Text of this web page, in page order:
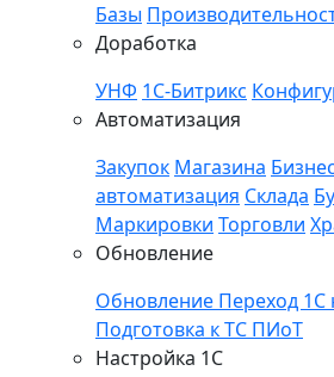
Базы
Доработка
УНФ 1С-Битрикс
Автоматизация
Закупок Магазина
автоматизация Склада
Маркировки Торговли
Обновление
Обновление Переход 1С
Подготовка к ТС ПИоТ
Настройка 1С